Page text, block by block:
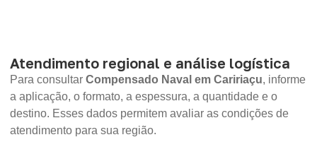
Atendimento regional e análise logística
Para consultar Compensado Naval em Caririaçu, informe
a aplicação, o formato, a espessura, a quantidade e o
destino. Esses dados permitem avaliar as condições de
atendimento para sua região.